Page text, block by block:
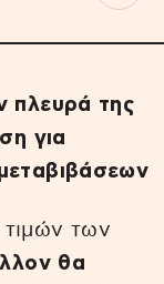
πλευρά της
για
των
θα